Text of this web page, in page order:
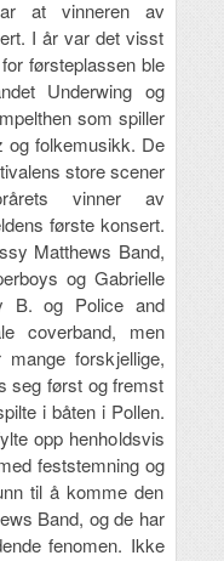
at vinneren av
I år var det visst
førsteplassen ble
Underwing og
som spiller
og folkemusikk. De
store scener
vinner av
første konsert.
Matthews Band,
og Gabrielle
B. og Police and
coverband, men
forskjellige,
seg først og fremst
i båten i Pollen.
opp henholdsvis
feststemning og
til å komme den
Band, og de har
fenomen. Ikke